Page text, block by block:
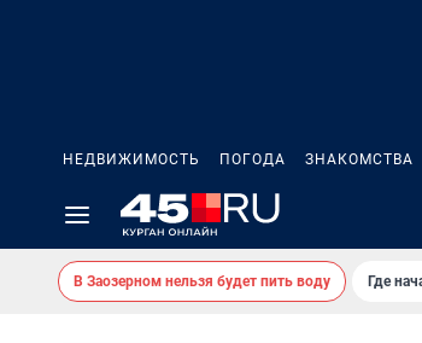
НЕДВИЖИМОСТЬ ПОГОДА ЗНАКОМСТВА
В Заозерном нельзя будет пить воду Где